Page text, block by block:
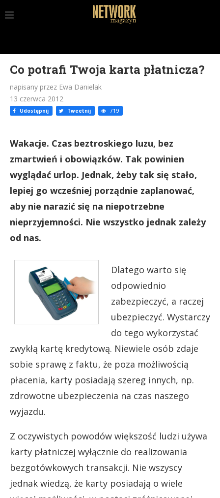
Co potrafi Twoja karta płatnicza?
napisany przez Ewa Danielak
13 czerwca 2012
Udostępnij Tweetnij 719
Wakacje. Czas beztroskiego luzu, bez
zmartwień i obowiązków. Tak powinien
wyglądać urlop. Jednak, żeby tak się stało,
lepiej go wcześniej porządnie zaplanować,
aby nie narazić się na niepotrzebne
nieprzyjemności. Nie wszystko jednak zależy
od nas.
Dlatego warto się
odpowiednio
zabezpieczyć, a raczej
ubezpieczyć. Wystarczy
do tego wykorzystać
zwykłą kartę kredytową. Niewiele osób zdaje
sobie sprawę z faktu, że poza możliwością
płacenia, karty posiadają szereg innych, np.
zdrowotne ubezpieczenia na czas naszego
wyjazdu.
Z oczywistych powodów większość ludzi używa
karty płatniczej wyłącznie do realizowania
bezgotówkowych transakcji. Nie wszyscy
jednak wiedzą, że karty posiadają o wiele